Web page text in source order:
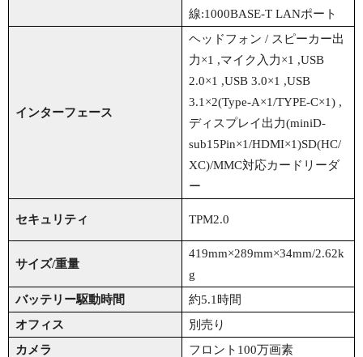
線:1000BASE-T LANポート
インターフェース
ヘッドフォン / スピーカー出
力×1 ,マイク入力×1 ,USB
2.0×1 ,USB 3.0×1 ,USB
3.1×2(Type-A×1/TYPE-C×1) ,
ディスプレイ出力(miniD-
sub15Pin×1/HDMI×1)SD(HC/
XC)/MMC対応カードリーダ
ー
セキュリティ TPM2.0
サイズ/重量
419mm×289mm×34mm/2.62k
g
バッテリー駆動時間
約5.1時間
オフィス
別売り
カメラ
フロント100万画素